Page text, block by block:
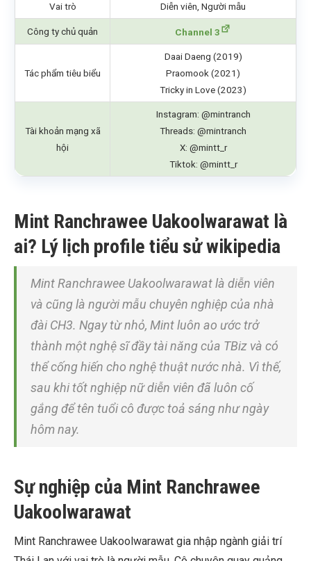
Vai trò Diễn viên, Người mẫu
Công ty chủ quản Channel 3
Tác phẩm tiêu biểu
Daai Daeng (2019)
Praomook (2021)
Tricky in Love (2023)
Tài khoản mạng xã
hội
Instagram: @mintranch
Threads: @mintranch
X: @mintt_r
Tiktok: @mintt_r
Mint Ranchrawee Uakoolwarawat là
ai? Lý lịch profile tiểu sử wikipedia
Mint Ranchrawee Uakoolwarawat là diễn viên
và cũng là người mẫu chuyên nghiệp của nhà
đài CH3. Ngay từ nhỏ, Mint luôn ao ước trở
thành một nghệ sĩ đầy tài năng của TBiz và có
thể cống hiến cho nghệ thuật nước nhà. Vì thế,
sau khi tốt nghiệp nữ diễn viên đã luôn cố
gắng để tên tuổi cô được toả sáng như ngày
hôm nay.
Sự nghiệp của Mint Ranchrawee
Uakoolwarawat
Mint Ranchrawee Uakoolwarawat gia nhập ngành giải trí